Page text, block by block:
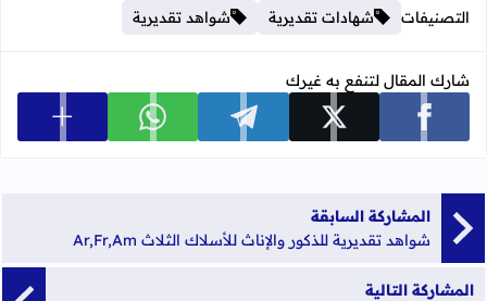
التصنيفات شهادات تقديرية شواهد تقديرية
شارك المقال لتنفع به غيرك
شارك على facebook شارك على x شارك على telegram شارك على whatsapp عرض
المشاركة السابقة
شواهد تقديرية للذكور والإناث للأسلاك الثلاث Ar,Fr,Am
المشاركة التالية